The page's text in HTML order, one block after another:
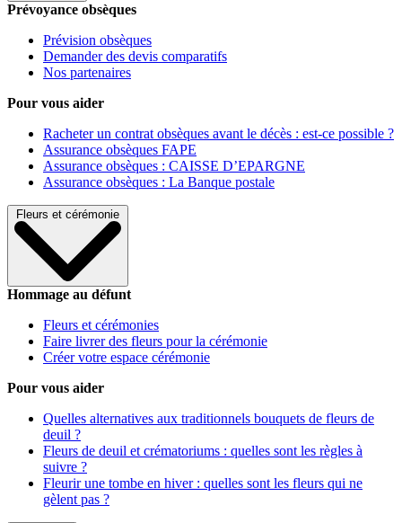
Prévoyance obsèques
Prévision obsèques
Demander des devis comparatifs
Nos partenaires
Pour vous aider
Racheter un contrat obsèques avant le décès : est-ce possible ?
Assurance obsèques FAPE
Assurance obsèques : CAISSE D’EPARGNE
Assurance obsèques : La Banque postale
Fleurs et cérémonie
Hommage au défunt
Fleurs et cérémonies
Faire livrer des fleurs pour la cérémonie
Créer votre espace cérémonie
Pour vous aider
Quelles alternatives aux traditionnels bouquets de fleurs de
deuil ?
Fleurs de deuil et crématoriums : quelles sont les règles à
suivre ?
Fleurir une tombe en hiver : quelles sont les fleurs qui ne
gèlent pas ?